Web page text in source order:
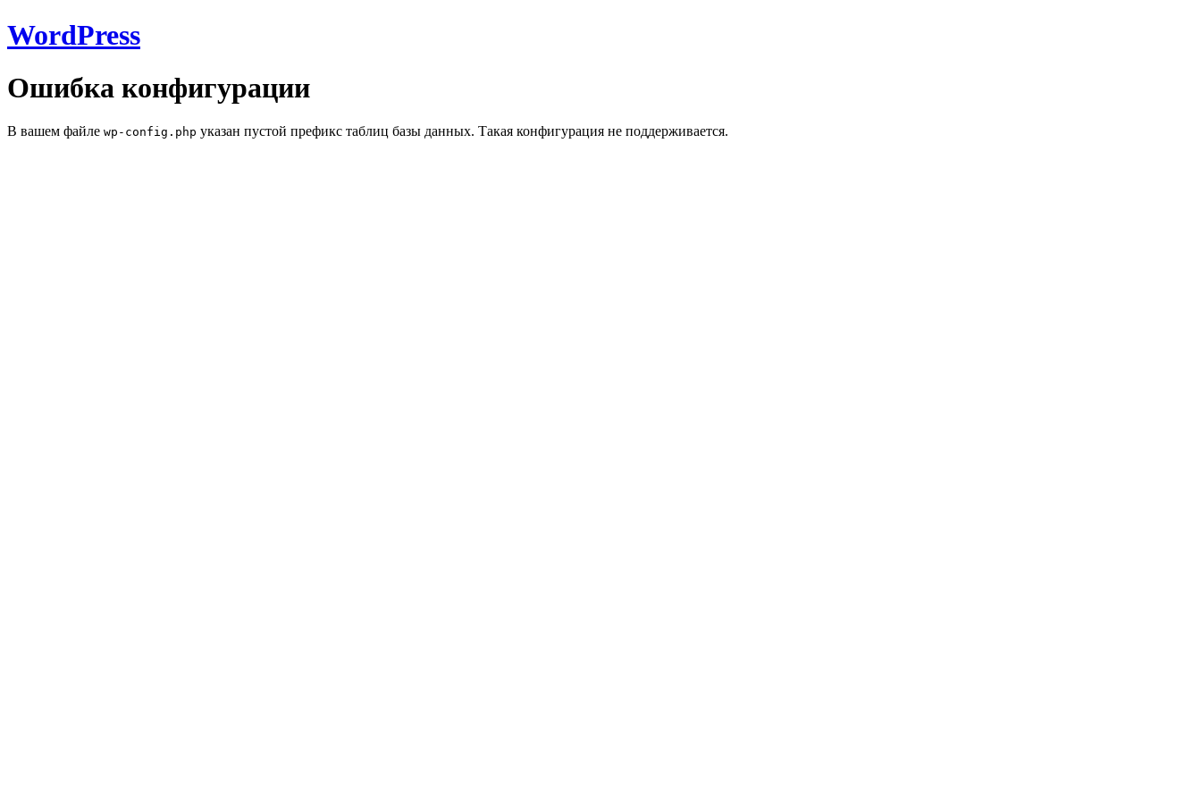
WordPress
Ошибка конфигурации
В вашем файле wp-config.php указан пустой префикс таблиц базы данных. Такая конфигурация не поддерживается.